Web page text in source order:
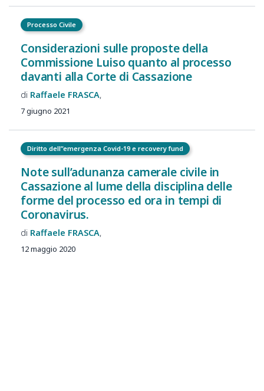
Processo Civile
Considerazioni sulle proposte della
Commissione Luiso quanto al processo
davanti alla Corte di Cassazione
Raffaele FRASCA
7 giugno 2021
Diritto dell”emergenza Covid-19 e recovery fund
Note sull’adunanza camerale civile in
Cassazione al lume della disciplina delle
forme del processo ed ora in tempi di
Coronavirus.
Raffaele FRASCA
12 maggio 2020